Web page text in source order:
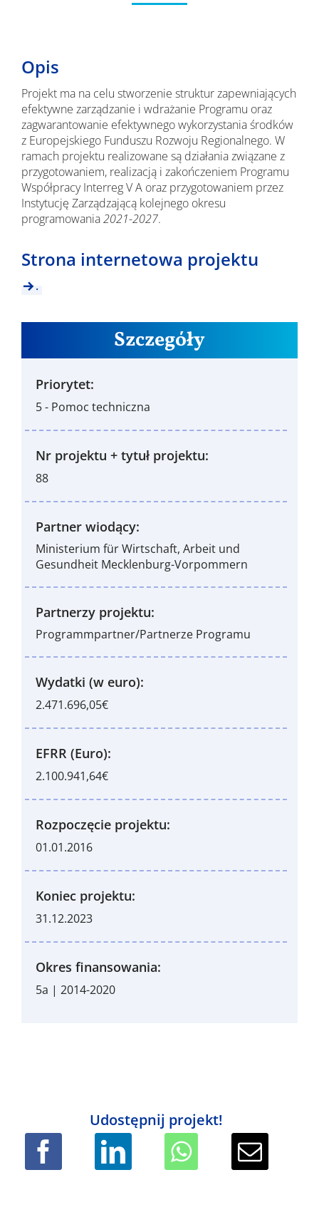
Opis
Projekt ma na celu stworzenie struktur zapewniających
efektywne zarządzanie i wdrażanie Programu oraz
zagwarantowanie efektywnego wykorzystania środków
z Europejskiego Funduszu Rozwoju Regionalnego. W
ramach projektu realizowane są działania związane z
przygotowaniem, realizacją i zakończeniem Programu
Współpracy Interreg V A oraz przygotowaniem przez
Instytucję Zarządzającą kolejnego okresu
programowania2021-2027.
Strona internetowa projektu
.
Szczegóły
Priorytet:
5 - Pomoc techniczna
Nr projektu + tytuł projektu:
88
Partner wiodący:
Ministerium für Wirtschaft, Arbeit und
Gesundheit Mecklenburg-Vorpommern
Partnerzy projektu:
Programmpartner/Partnerze Programu
Wydatki (w euro):
2.471.696,05€
EFRR (Euro):
2.100.941,64€
Rozpoczęcie projektu:
01.01.2016
Koniec projektu:
31.12.2023
Okres finansowania:
5a | 2014-2020
Udostępnij projekt!